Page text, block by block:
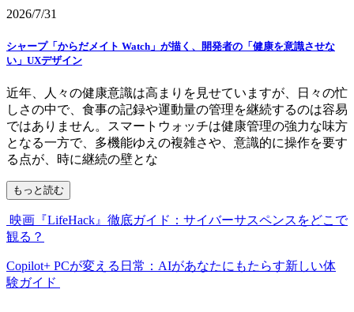
2026/7/31
シャープ「からだメイト Watch」が描く、開発者の「健康を意識させな
い」UXデザイン
近年、人々の健康意識は高まりを見せていますが、日々の忙
しさの中で、食事の記録や運動量の管理を継続するのは容易
ではありません。スマートウォッチは健康管理の強力な味方
となる一方で、多機能ゆえの複雑さや、意識的に操作を要す
る点が、時に継続の壁とな
もっと読む
映画『LifeHack』徹底ガイド：サイバーサスペンスをどこで
観る？
Copilot+ PCが変える日常：AIがあなたにもたらす新しい体
験ガイド